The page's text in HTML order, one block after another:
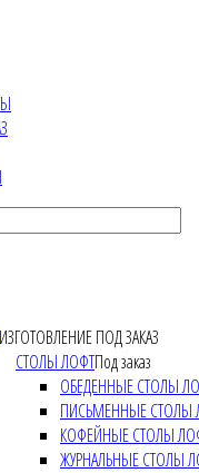
ИЗГОТОВЛЕНИЕ ПОД ЗАКАЗ
СТОЛЫ ЛОФТПод заказ
ОБЕДЕННЫЕ СТОЛЫ
ПИСЬМЕННЫЕ СТОЛЫ
КОФЕЙНЫЕ СТОЛЫ
ЖУРНАЛЬНЫЕ СТОЛЫ